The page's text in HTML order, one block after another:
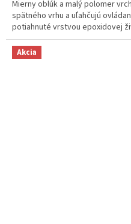
Mierny oblúk a malý polomer
spätného vrhu a uľahčujú
potiahnuté vrstvou epoxidovej
Akcia